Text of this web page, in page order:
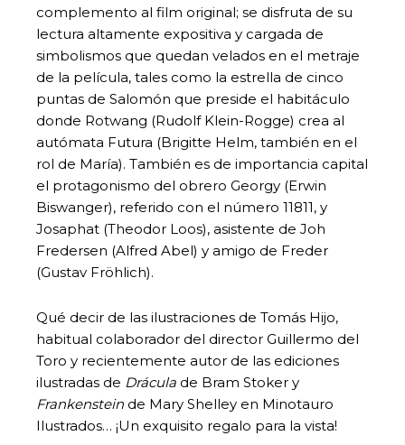
complemento al film original; se disfruta de su
lectura altamente expositiva y cargada de
simbolismos que quedan velados en el metraje
de la película, tales como la estrella de cinco
puntas de Salomón que preside el habitáculo
donde Rotwang (Rudolf Klein-Rogge) crea al
autómata Futura (Brigitte Helm, también en el
rol de María). También es de importancia capital
el protagonismo del obrero Georgy (Erwin
Biswanger), referido con el número 11811, y
Josaphat (Theodor Loos), asistente de Joh
Fredersen (Alfred Abel) y amigo de Freder
(Gustav Fröhlich).
Qué decir de las ilustraciones de Tomás Hijo,
habitual colaborador del director Guillermo del
Toro y recientemente autor de las ediciones
ilustradas de Drácula de Bram Stoker y
Frankenstein de Mary Shelley en Minotauro
Ilustrados… ¡Un exquisito regalo para la vista!